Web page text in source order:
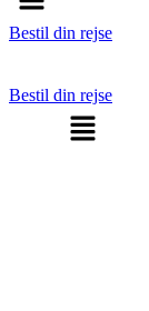
Bestil din rejse
Bestil din rejse